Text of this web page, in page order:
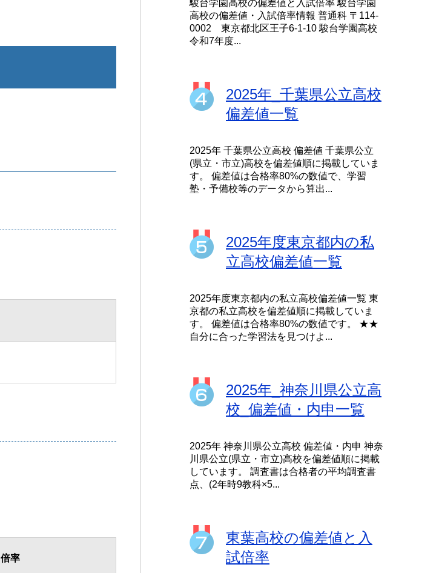
倍率
駿台学園高校の偏差値と入試倍率 駿台学園
高校の偏差値・入試倍率情報 普通科 〒114-
0002 東京都北区王子6-1-10 駿台学園高校
令和7年度...
2025年_千葉県公立高校
偏差値一覧
2025年 千葉県公立高校 偏差値 千葉県公立
(県立・市立)高校を偏差値順に掲載していま
す。 偏差値は合格率80%の数値で、学習
塾・予備校等のデータから算出...
2025年度東京都内の私
立高校偏差値一覧
2025年度東京都内の私立高校偏差値一覧 東
京都の私立高校を偏差値順に掲載していま
す。 偏差値は合格率80%の数値です。 ★★
自分に合った学習法を見つけよ...
2025年_神奈川県公立高
校_偏差値・内申一覧
2025年 神奈川県公立高校 偏差値・内申 神奈
川県公立(県立・市立)高校を偏差値順に掲載
しています。 調査書は合格者の平均調査書
点、(2年時9教科×5...
東葉高校の偏差値と入
試倍率